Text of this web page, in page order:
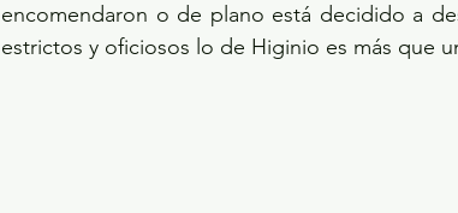
encomendaron o de plano está decidido a
estrictos y oficiosos lo de Higinio es más que